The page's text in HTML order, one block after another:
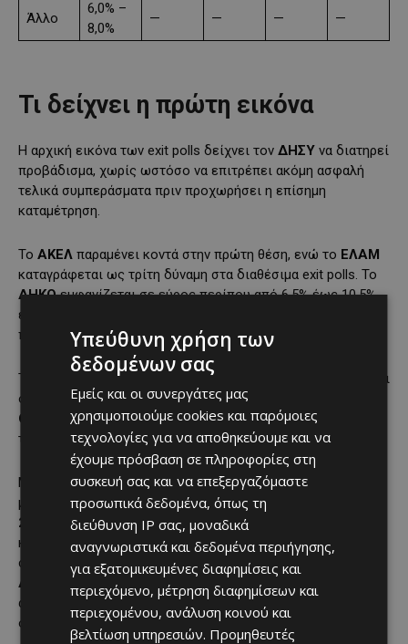
Άλλο
6,0% –
8,0%
— — — —
Τι δείχνει η πρώτη εικόνα
Η αρχική εικόνα των exit polls δείχνει τον ΔΗΣΥ να διατηρεί
προβάδισμα, χωρίς ωστόσο να επιτρέπει ακόμη ασφαλή
τελικά συμπεράσματα πριν προχωρήσει η επίσημη
καταμέτρηση.
Το ΑΚΕΛ παραμένει κοντά στην πρώτη θέση, ενώ το ΕΛΑΜ
καταγράφεται ως τρίτη δύναμη στα διαθέσιμα exit polls. Το
ΔΗΚΟεμφανίζεται σε εύρος περίπου από 6,5% έως 10,5%,
ενώ η
ποσοστά από 4,4% έως 8%.
Το Volt
εμφανίζονται να διεκδικούν είσοδο και
ουσιαστική παρουσία στη νέα Βουλή, ενώ
Οικολόγοιαναμένουν την επίσημη καταμέτρηση για την
τελική εικόνα της κοινοβουλευτικής τους παρουσίας.
Με καταμετρημένο το11,1% παγκύπρια(19:10), σύμφωνα
με την εικόνα που μετέδωσε το ΡΙΚ, οΔΗΣΥ
27,5%
, ενώ ακολουθεί τοΑΚΕΛμε20,9%
καταγράφεται τοΕΛΑΜμε11,5%, ενώ τοΔΗΚΟβρίσκεται
στο
10,5% . ΤοΆλμακαταγράφει6,3% και ηΆμεση
Δημοκρατία
5,1% . Η καταμέτρηση βρίσκεται ακόμη σε
αρχικό στάδιο και η εικόνα αναμένεται να διαφοροποιηθεί
όσο ενσωματώνονται περισσότερα εκλογικά κέντρα.
Υπεύθυνη χρήση των
δεδομένων σας
Εμείς και οι συνεργάτες μας
χρησιμοποιούμε cookies και παρόμοιες
τεχνολογίες για να αποθηκεύουμε και να
έχουμε πρόσβαση σε πληροφορίες στη
συσκευή σας και να επεξεργαζόμαστε
προσωπικά δεδομένα, όπως τη
διεύθυνση IP σας, μοναδικά
αναγνωριστικά και δεδομένα περιήγησης,
για εξατομικευμένες διαφημίσεις και
περιεχόμενο, μέτρηση διαφημίσεων και
περιεχομένου, ανάλυση κοινού και
βελτίωση υπηρεσιών. Προμηθευτές